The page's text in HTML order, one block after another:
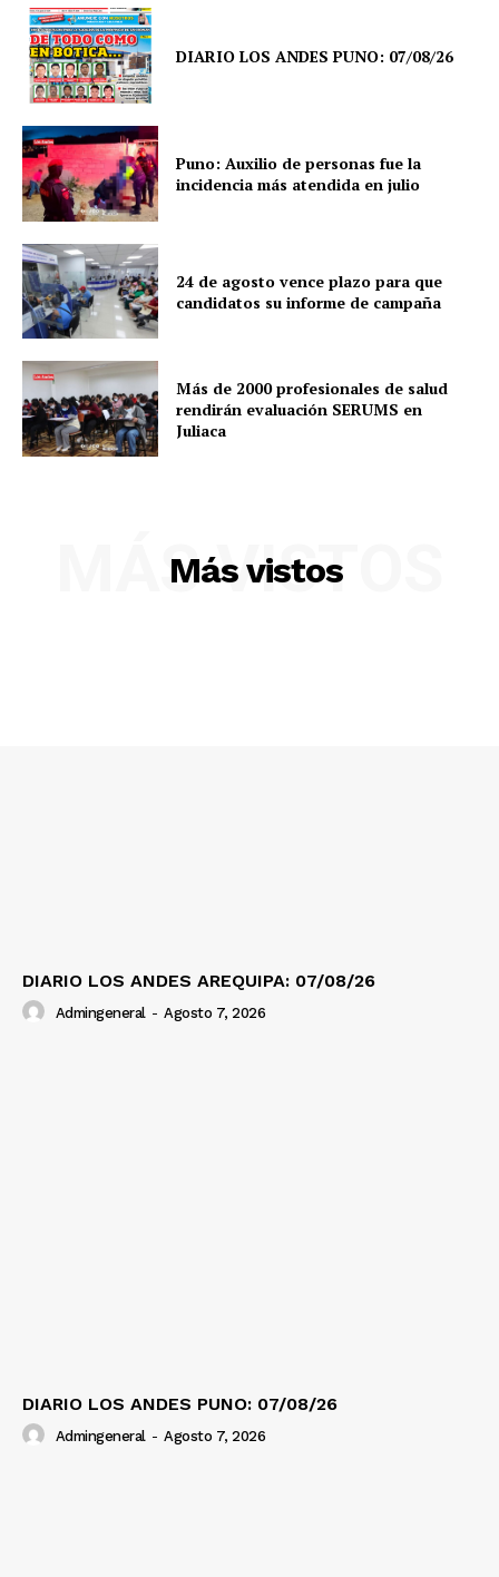
SUSCRIBETE
DIARIO LOS ANDES PUNO: 07/08/26
Puno: Auxilio de personas fue la
incidencia más atendida en julio
24 de agosto vence plazo para que
candidatos su informe de campaña
Más de 2000 profesionales de salud
rendirán evaluación SERUMS en
Juliaca
Más vistos
MÁS VISTOS
DIARIO LOS ANDES AREQUIPA: 07/08/26
Admingeneral - Agosto 7, 2026
DIARIO LOS ANDES PUNO: 07/08/26
Admingeneral - Agosto 7, 2026